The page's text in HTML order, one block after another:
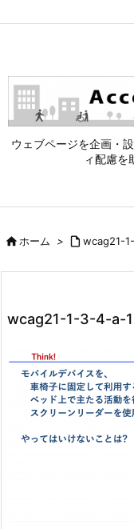
ウェブページを企画・
ィ配慮を
ホーム >  wcag21-
wcag21-1-3-4-a-1